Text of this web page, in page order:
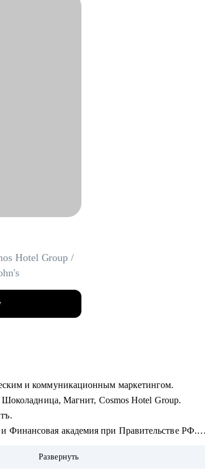
Hotel Group /
и коммуникационным маркетингом.
Шоколадница, Магнит, Cosmos Hotel Group.
академия при Правительстве РФ.
консультаций.
Развернуть